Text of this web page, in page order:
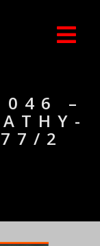
046 –
2